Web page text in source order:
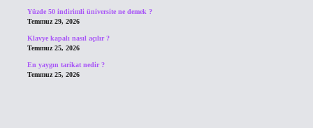
Yüzde 50 indirimli üniversite ne demek ?
Temmuz 29, 2026
Klavye kapalı nasıl açılır ?
Temmuz 25, 2026
En yaygın tarikat nedir ?
Temmuz 25, 2026